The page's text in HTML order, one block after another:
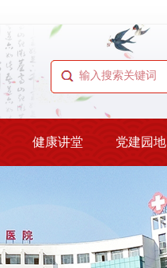
健康讲堂 党建园地